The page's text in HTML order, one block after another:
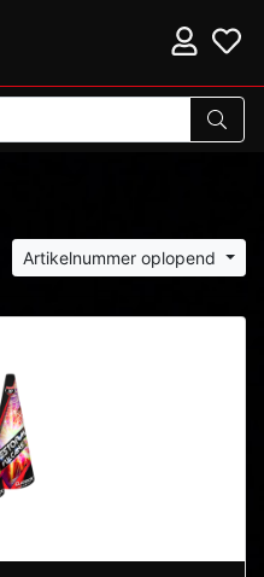
Artikelnummer oplopend